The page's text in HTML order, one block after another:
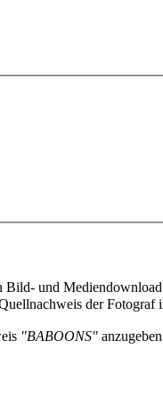
Bild- und
der Fotograf
"BABOONS"